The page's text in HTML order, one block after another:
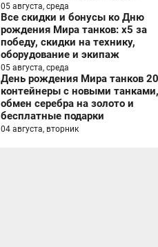
05 августа, среда
Все скидки и бонусы ко Дню
рождения Мира танков: x5 за
победу, скидки на технику,
оборудование и экипаж
05 августа, среда
День рождения Мира танков
контейнеры с новыми танками,
обмен серебра на золото и
бесплатные подарки
04 августа, вторник